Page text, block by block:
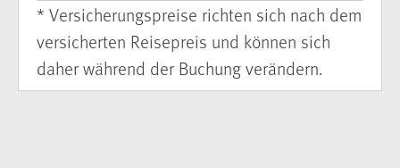
* Versicherungspreise richten sich nach dem
versicherten Reisepreis und können sich
daher während der Buchung verändern.